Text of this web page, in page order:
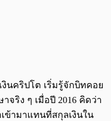
นคริปโต เริ่มรู้จักบิทคอย
จริง ๆ เมื่อปี 2016 คิดว่า
ข้ามาแทนที่สกุลเงินใน